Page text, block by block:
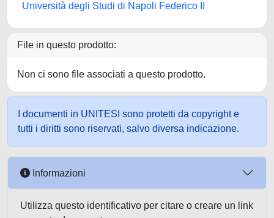
Università degli Studi di Napoli Federico II
File in questo prodotto:
Non ci sono file associati a questo prodotto.
I documenti in UNITESI sono protetti da copyright e
tutti i diritti sono riservati, salvo diversa indicazione.
Informazioni
Utilizza questo identificativo per citare o creare un link